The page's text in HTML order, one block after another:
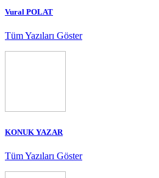
Vural POLAT
Tüm Yazıları Göster
KONUK YAZAR
Tüm Yazıları Göster